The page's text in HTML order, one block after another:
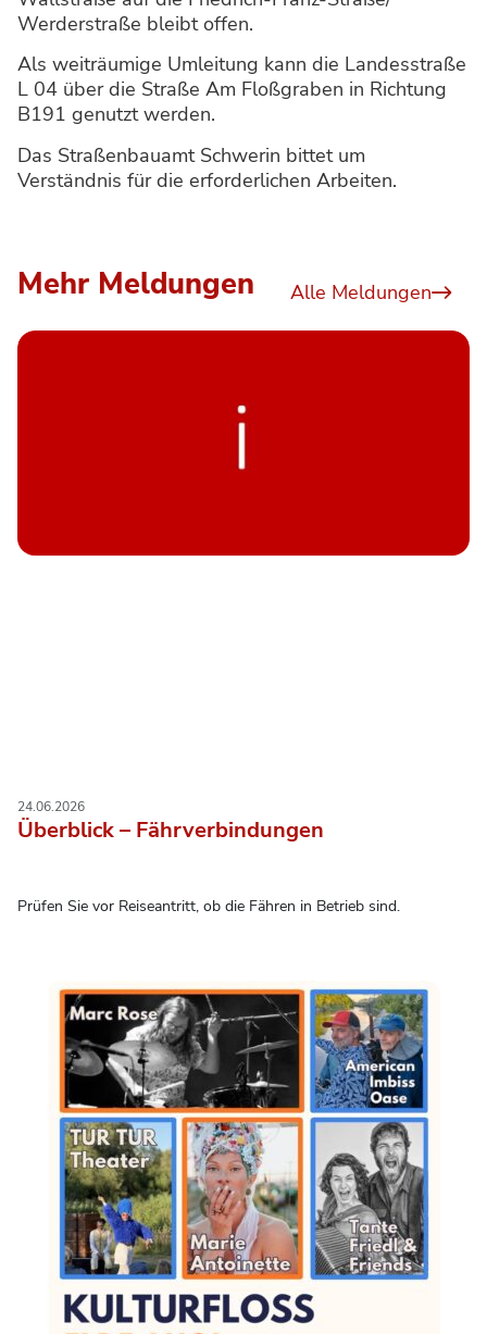
Werderstraße bleibt offen.
Als weiträumige Umleitung kann die Landesstraße
L 04 über die Straße Am Floßgraben in Richtung
B191 genutzt werden.
Das Straßenbauamt Schwerin bittet um
Verständnis für die erforderlichen Arbeiten.
Mehr Meldungen Alle Meldungen
Überblick – Fährverbindungen
24.06.2026
Prüfen Sie vor Reiseantritt, ob die Fähren in Betrieb sind.